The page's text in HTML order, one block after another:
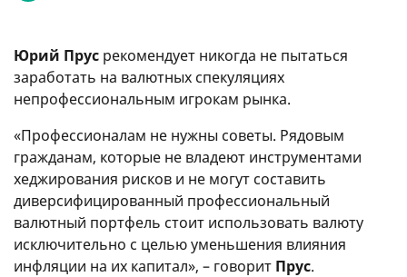
Юрий Прус рекомендует никогда не пытаться
заработать на валютных спекуляциях
непрофессиональным игрокам рынка.
«Профессионалам не нужны советы. Рядовым
гражданам, которые не владеют инструментами
хеджирования рисков и не могут составить
диверсифицированный профессиональный
валютный портфель стоит использовать валюту
исключительно с целью уменьшения влияния
инфляции на их капитал», – говорит Прус.